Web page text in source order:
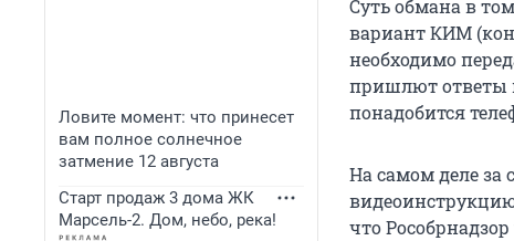
Ловите момент: что принесет
вам полное солнечное
затмение 12 августа
Старт продаж 3 дома ЖК
Марсель-2. Дом, небо, река!
Суть обмана в
вариант КИМ
необходимо
пришлют ответы
понадобится
На самом деле за
что